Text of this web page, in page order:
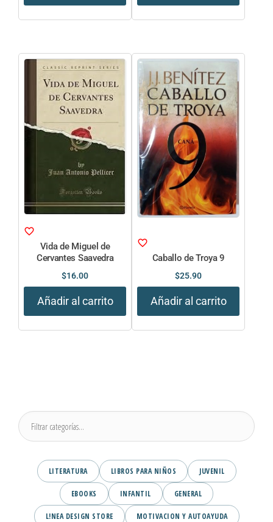
Vida de Miguel de
Cervantes Saavedra
$16.00
Añadir al carrito
Caballo de Troya 9
$25.90
Añadir al carrito
LITERATURA LIBROS PARA NIÑOS JUVENIL
EBOOKS INFANTIL GENERAL
L!NEA DESIGN STORE MOTIVACION Y AUTOAYUDA